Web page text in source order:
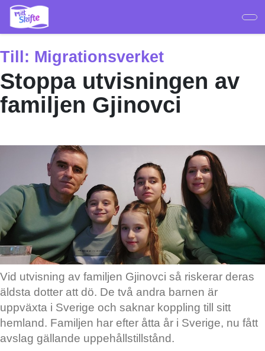
Hoppa
huvudinnehåll
Till: Migrationsverket
Stoppa utvisningen av
familjen Gjinovci
Vid utvisning av familjen Gjinovci så riskerar deras
äldsta dotter att dö. De två andra barnen är
uppväxta i Sverige och saknar koppling till sitt
hemland. Familjen har efter åtta år i Sverige, nu fått
avslag gällande uppehållstillstånd.